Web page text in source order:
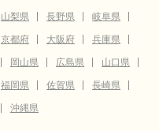
山梨県 長野県
岐阜県
京都府 大阪府
兵庫県
岡山県 広島県
山口県
福岡県 佐賀県
長崎県
沖縄県